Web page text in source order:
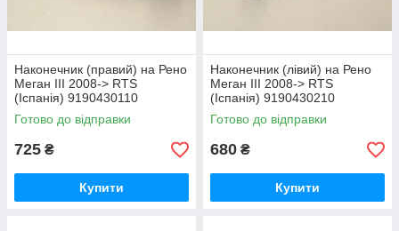
Наконечник (правий) на Рено
Меган III 2008-> RTS
(Іспанія) 9190430110
Готово до відправки
725 ₴
Купити
Наконечник (лівий) на Рено
Меган III 2008-> RTS
(Іспанія) 9190430210
Готово до відправки
680 ₴
Купити